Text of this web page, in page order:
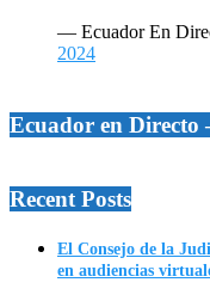
— Ecuador En
2024
Ecuador en Directo
Recent Posts
El Consejo de la
en audiencias